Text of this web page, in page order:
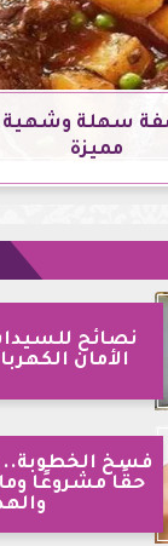
سهلة وشهية
مميزة
نصائح
الأمان
فسخ الخطوبة..
حقًا مشروعًا